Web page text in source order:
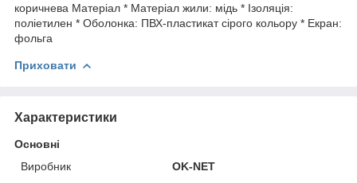
коричнева Матеріал * Матеріал жили: мідь * Ізоляція:
поліетилен * Оболонка: ПВХ-пластикат сірого кольору * Екран:
фольга
Приховати
Характеристики
Основні
Виробник
OK-NET